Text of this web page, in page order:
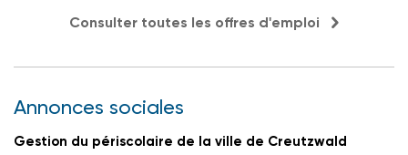
Consulter toutes les offres d'emploi
Annonces sociales
Gestion du périscolaire de la ville de Creutzwald